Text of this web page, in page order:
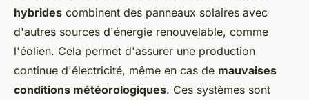
hybrides combinent des panneaux solaires avec
d'autres sources d'énergie renouvelable, comme
l'éolien. Cela permet d'assurer une production
continue d'électricité, même en cas de mauvaises
conditions météorologiques. Ces systèmes sont